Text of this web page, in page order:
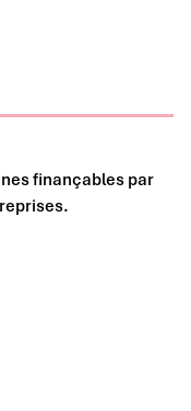
finançables par